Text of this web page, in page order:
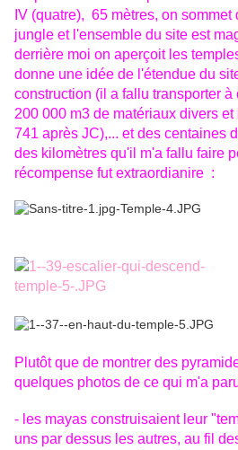
IV (quatre), 65 mètres, on
jungle et l'ensemble du site est
derrière moi on aperçoit les
donne une idée de l'étendue du
construction (il a fallu transporter
200 000 m3 de matériaux divers
741 après JC),... et des centaines
des kilomètres qu'il m'a fallu faire
récompense fut extraordianire :
Plutôt que de montrer des
quelques photos de ce qui m'a
- les mayas construisaient leur
uns par dessus les autres, au fil